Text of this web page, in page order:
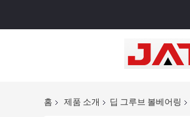
홈 제품 소개 딥 그루브 볼베어링